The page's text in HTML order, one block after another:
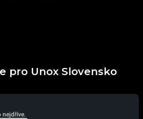
pro Unox Slovensko
nejdříve.